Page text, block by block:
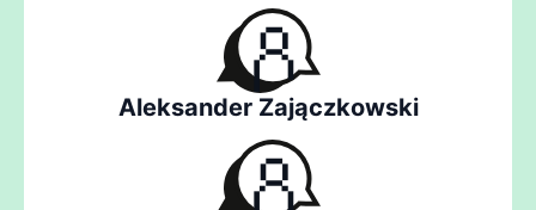
Aleksander Zajączkowski